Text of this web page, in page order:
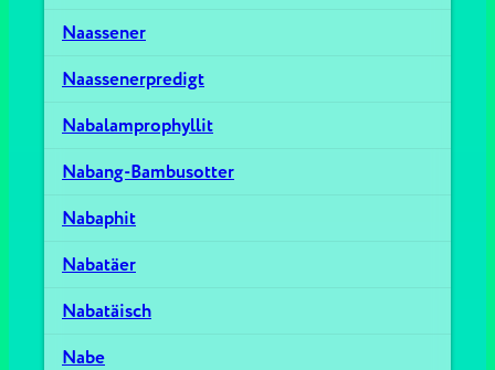
Naassener
Naassenerpredigt
Nabalamprophyllit
Nabang-Bambusotter
Nabaphit
Nabatäer
Nabatäisch
Nabe